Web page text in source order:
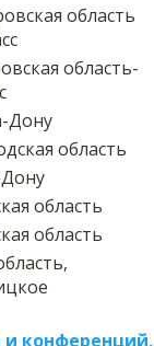
область
область-
Дону
область
область
область
и конференций,